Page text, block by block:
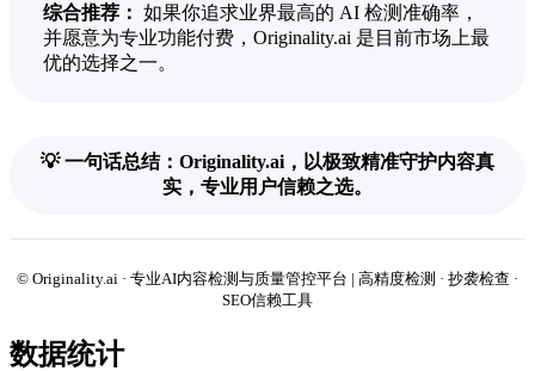
综合推荐： 如果你追求业界最高的 AI 检测准确率，
并愿意为专业功能付费，Originality.ai 是目前市场上最
优的选择之一。
💡 一句话总结：Originality.ai，以极致精准守护内容真
实，专业用户信赖之选。
© Originality.ai · 专业AI内容检测与质量管控平台 | 高精度检测 · 抄袭检查 ·
SEO信赖工具
数据统计